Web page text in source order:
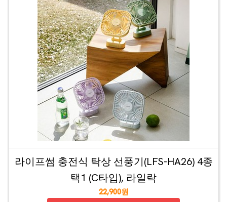
라이프썸 충전식 탁상 선풍기(LFS-HA26) 4종
택1 (C타입), 라일락
22,900원